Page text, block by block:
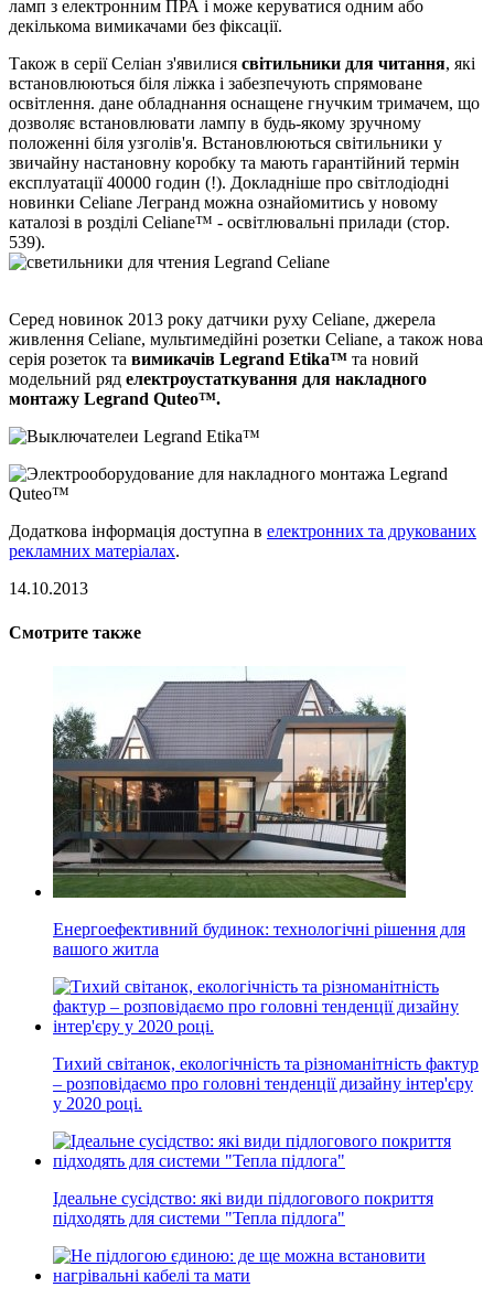
ламп з електронним ПРА і може керуватися одним або
декількома вимикачами без фіксації.
Також в серії Селіан з'явилися світильники для читання, які
встановлюються біля ліжка і забезпечують спрямоване
освітлення. дане обладнання оснащене гнучким тримачем, що
дозволяє встановлювати лампу в будь-якому зручному
положенні біля узголів'я. Встановлюються світильники у
звичайну настановну коробку та мають гарантійний термін
експлуатації 40000 годин (!). Докладніше про світлодіодні
новинки Celiane Легранд можна ознайомитись у новому
каталозі в розділі Celiane™ - освітлювальні прилади (стор.
539).
Серед новинок 2013 року датчики руху Celiane, джерела
живлення Celiane, мультимедійні розетки Celiane, а також нова
серія розеток та вимикачів Legrand Etika™ та новий
модельний ряд електроустаткування для накладного
монтажу Legrand Quteo™.
Додаткова інформація доступна в електронних та друкованих
рекламних матеріалах.
14.10.2013
Смотрите также
Енергоефективний будинок: технологічні рішення для
вашого житла
Тихий світанок, екологічність та різноманітність фактур
– розповідаємо про головні тенденції дизайну інтер'єру
у 2020 році.
Ідеальне сусідство: які види підлогового покриття
підходять для системи "Тепла підлога"